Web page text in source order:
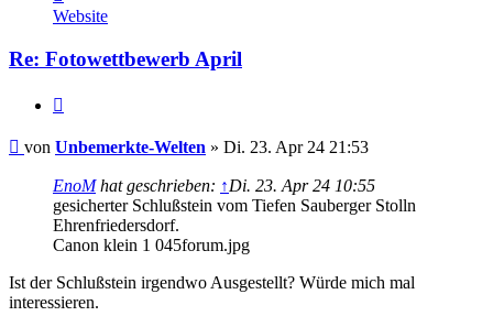
von
Unbemerkte-
Welten
Website
Re: Fotowettbewerb April
Beitrag
von Unbemerkte-Welten » Di. 23. Apr 24 21:53
EnoMhat geschrieben: ↑Di. 23. Apr 24 10:55
gesicherter Schlußstein vom Tiefen Sauberger Stolln
Ehrenfriedersdorf.
Canon klein 1 045forum.jpg
Ist der Schlußstein irgendwo Ausgestellt? Würde mich mal
interessieren.